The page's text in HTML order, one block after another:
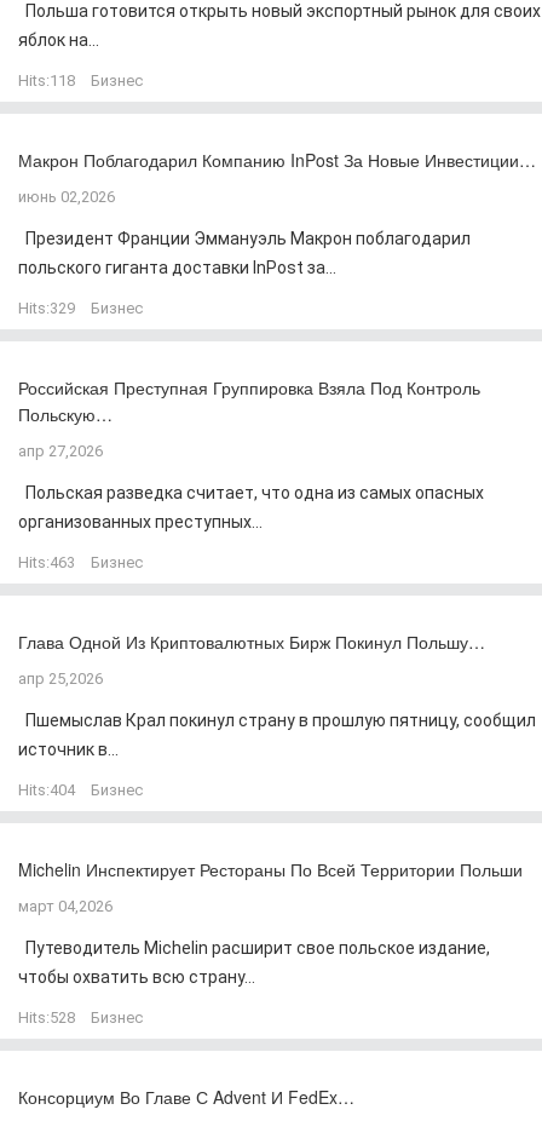
Польша готовится открыть новый экспортный рынок для своих
яблок на...
Hits:118 Бизнес
Макрон Поблагодарил Компанию InPost За Новые Инвестиции…
июнь 02,2026
Президент Франции Эммануэль Макрон поблагодарил
польского гиганта доставки InPost за...
Hits:329 Бизнес
Российская Преступная Группировка Взяла Под Контроль
Польскую…
апр 27,2026
Польская разведка считает, что одна из самых опасных
организованных преступных...
Hits:463 Бизнес
Глава Одной Из Криптовалютных Бирж Покинул Польшу…
апр 25,2026
Пшемыслав Крал покинул страну в прошлую пятницу, сообщил
источник в...
Hits:404 Бизнес
Michelin Инспектирует Рестораны По Всей Территории Польши
март 04,2026
Путеводитель Michelin расширит свое польское издание,
чтобы охватить всю страну...
Hits:528 Бизнес
Консорциум Во Главе С Advent И FedEx…